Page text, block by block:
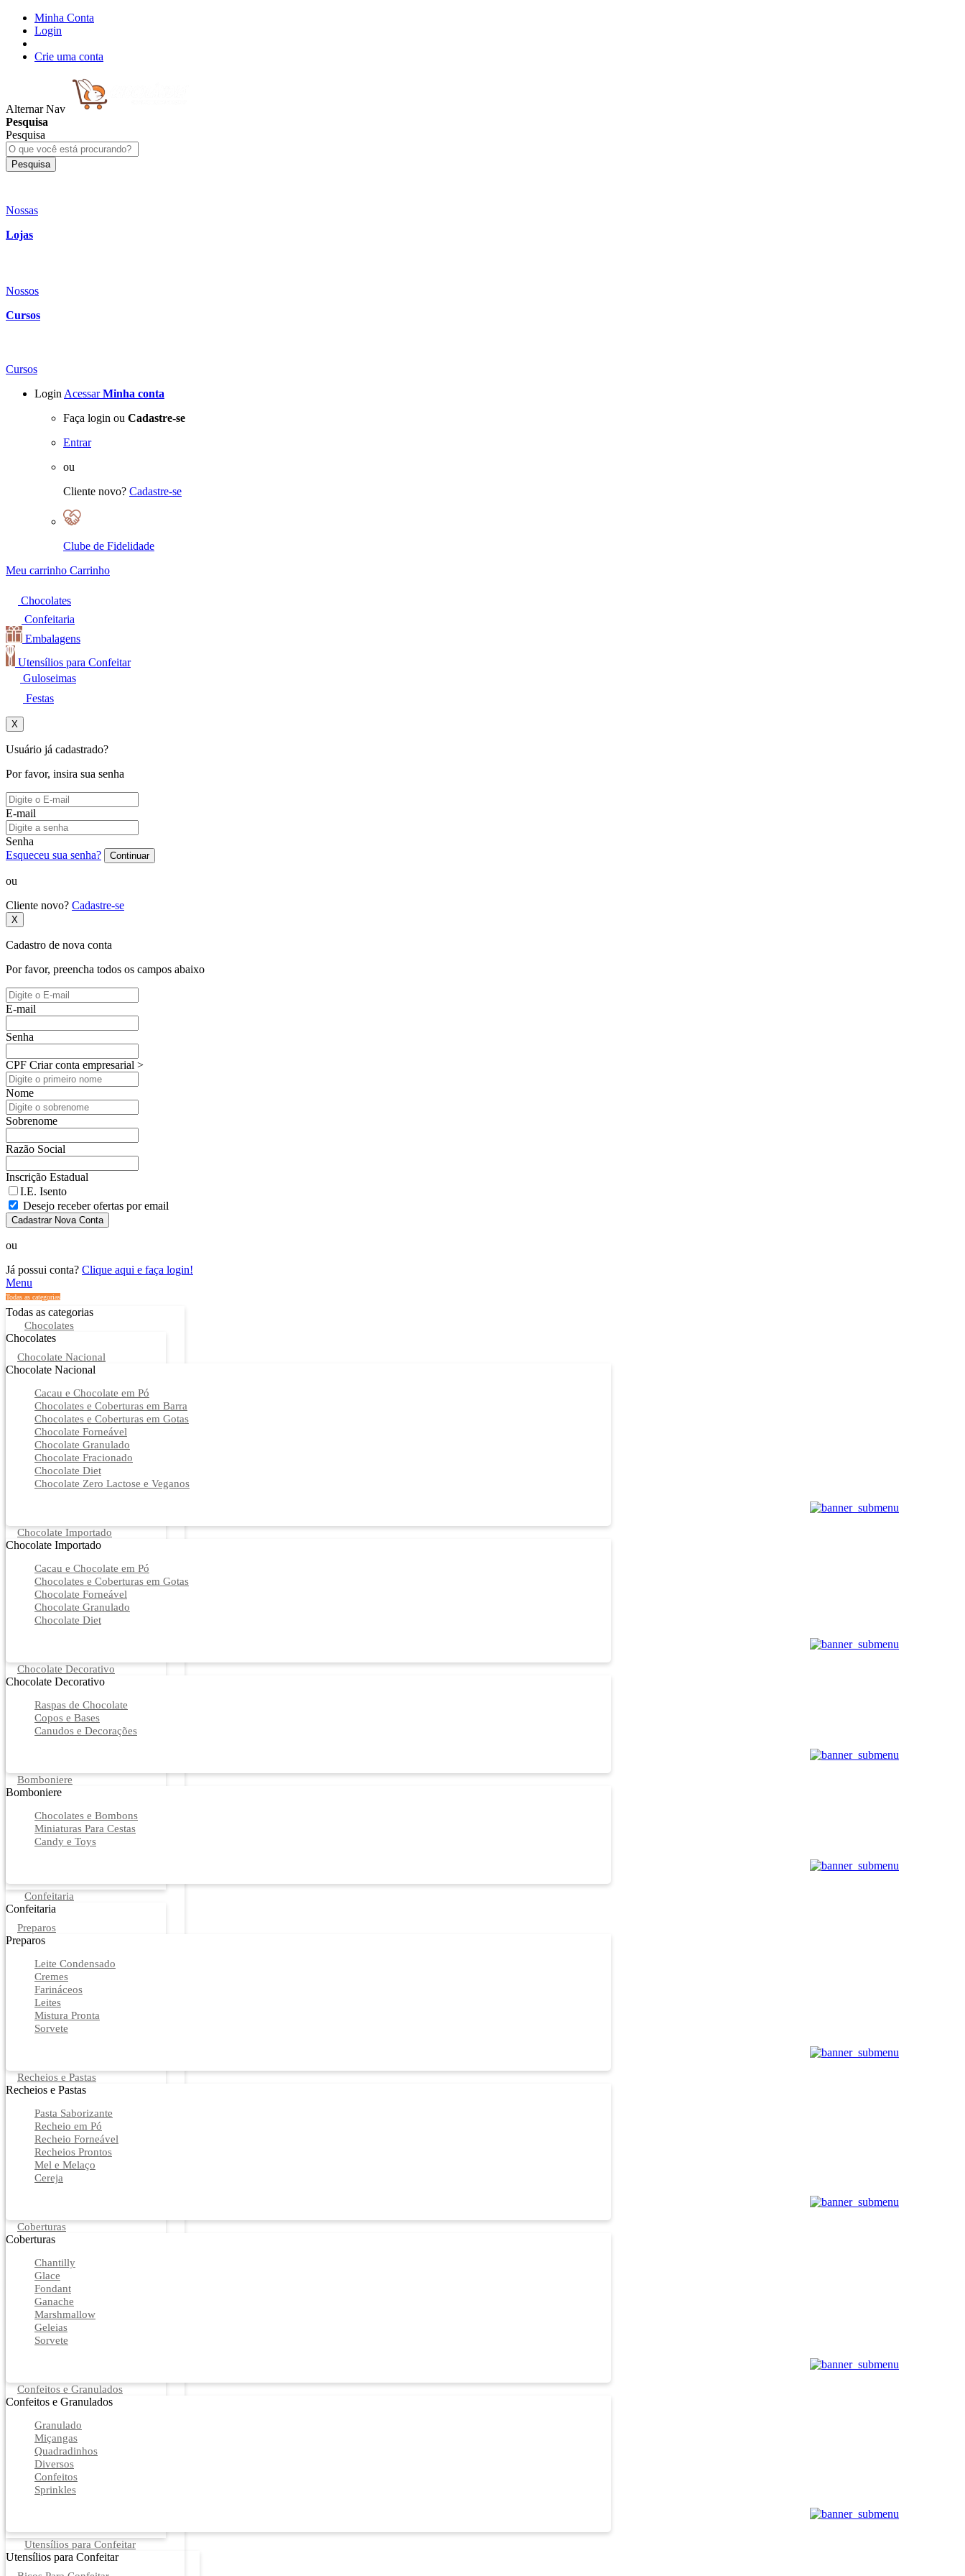
Minha Conta
Login
Crie uma conta
Alternar Nav
Pesquisa
Pesquisa
Pesquisa
Nossas
Lojas
Nossos
Cursos
Cursos
Login Acessar Minha conta
Faça login ou Cadastre-se
Entrar
ou
Cliente novo? Cadastre-se
Clube de Fidelidade
Meu carrinho Carrinho
Chocolates
Confeitaria
Embalagens
Utensílios para Confeitar
Guloseimas
Festas
X
Usuário já cadastrado?
Por favor, insira sua senha
E-mail
Senha
Esqueceu sua senha?
Continuar
ou
Cliente novo? Cadastre-se
X
Cadastro de nova conta
Por favor, preencha todos os campos abaixo
E-mail
Senha
CPF Criar conta empresarial >
Nome
Sobrenome
Razão Social
Inscrição Estadual
I.E. Isento
Desejo receber ofertas por email
Cadastrar Nova Conta
ou
Já possui conta? Clique aqui e faça login!
Menu
Todas as categorias
Todas as categorias
Chocolates
Chocolates
Chocolate Nacional
Chocolate Nacional
Cacau e Chocolate em Pó
Chocolates e Coberturas em Barra
Chocolates e Coberturas em Gotas
Chocolate Forneável
Chocolate Granulado
Chocolate Fracionado
Chocolate Diet
Chocolate Zero Lactose e Veganos
Chocolate Importado
Chocolate Importado
Cacau e Chocolate em Pó
Chocolates e Coberturas em Gotas
Chocolate Forneável
Chocolate Granulado
Chocolate Diet
Chocolate Decorativo
Chocolate Decorativo
Raspas de Chocolate
Copos e Bases
Canudos e Decorações
Bomboniere
Bomboniere
Chocolates e Bombons
Miniaturas Para Cestas
Candy e Toys
Confeitaria
Confeitaria
Preparos
Preparos
Leite Condensado
Cremes
Farináceos
Leites
Mistura Pronta
Sorvete
Recheios e Pastas
Recheios e Pastas
Pasta Saborizante
Recheio em Pó
Recheio Forneável
Recheios Prontos
Mel e Melaço
Cereja
Coberturas
Coberturas
Chantilly
Glace
Fondant
Ganache
Marshmallow
Geleias
Sorvete
Confeitos e Granulados
Confeitos e Granulados
Granulado
Miçangas
Quadradinhos
Diversos
Confeitos
Sprinkles
Utensílios para Confeitar
Utensílios para Confeitar